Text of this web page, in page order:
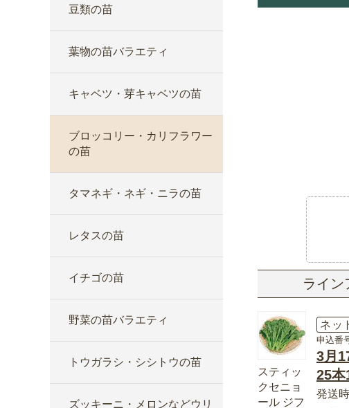
豆類の苗
葉物の苗バラエティ
キャベツ・芽キャベツの苗
ブロッコリー・カリフラワー
の苗
タマネギ・ネギ・ニラの苗
レタスの苗
イチゴの苗
野菜の苗バラエティ
トウガラシ・シシトウの苗
ズッキーニ・メロンなどウリ
ライン
スティッ
クセニョ
ール ジフ
ネッ
申込番
3月
25本
発送